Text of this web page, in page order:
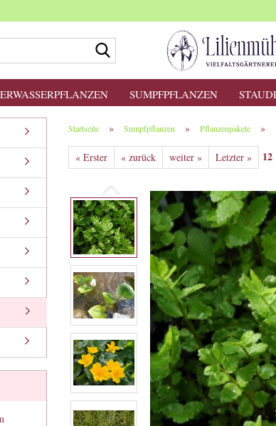
SUMPFPFLANZEN
Startseite » Sumpfpflanzen » Pflanzenpakete »
« Erster « zurück weiter » Letzter » 12